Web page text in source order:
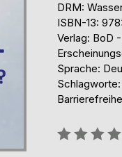
DRM:
ISBN-13:
Verlag: BoD
Sprache:
Bewertung::